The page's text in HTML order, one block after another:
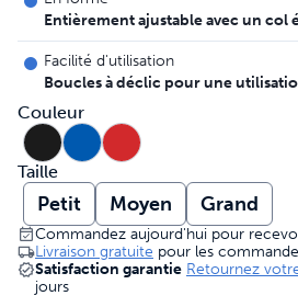
Entièrement ajustable avec un col
Facilité d'utilisation
Boucles à déclic pour une
Couleur
Taille
Petit Moyen Grand
Commandez aujourd'hui pour
Livraison gratuite pour les
Satisfaction garantie Retournez
jours